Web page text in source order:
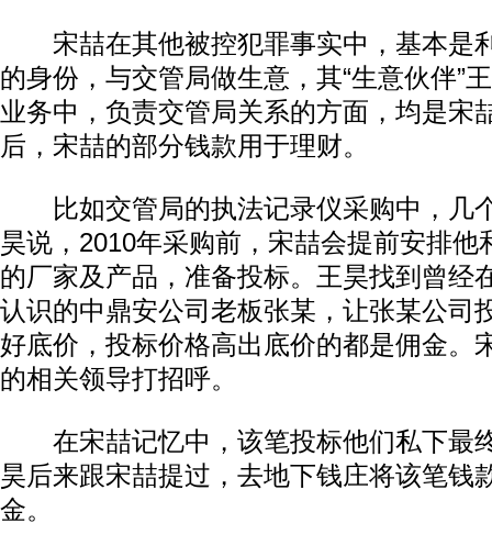
宋喆在其他被控犯罪事实中，基本是
的身份，与交管局做生意，其“生意伙伴”
业务中，负责交管局关系的方面，均是宋
后，宋喆的部分钱款用于理财。
比如交管局的执法记录仪采购中，几
昊说，2010年采购前，宋喆会提前安排他
的厂家及产品，准备投标。王昊找到曾经
认识的中鼎安公司老板张某，让张某公司
好底价，投标价格高出底价的都是佣金。
的相关领导打招呼。
在宋喆记忆中，该笔投标他们私下最
昊后来跟宋喆提过，去地下钱庄将该笔钱
金。